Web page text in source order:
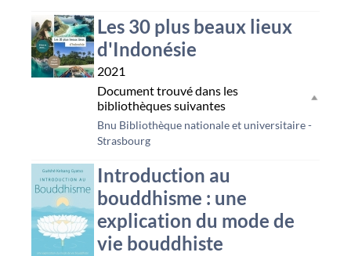
Les 30 plus beaux lieux
d'Indonésie
2021
Document trouvé dans les
bibliothèques suivantes
Bnu Bibliothèque nationale et universitaire -
Strasbourg
Introduction au
bouddhisme : une
explication du mode de
vie bouddhiste